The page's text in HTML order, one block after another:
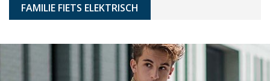
FAMILIE FIETS ELEKTRISCH